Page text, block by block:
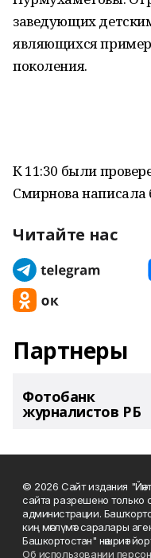
заведующих
являющихся
поколения.
К 11:30 были
Смирнова написала
Читайте нас
Партнеры
Фотобанк
журналистов РБ
© 2026 Сайт издания
сайта разрешено только
администрации.
киң мәғлүмәт саралары
Башкортостан" нәшриәт
Об использовании